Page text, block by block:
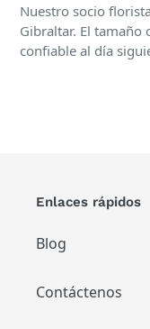
Nuestro socio
Gibraltar. El tamaño
confiable al día
Enlaces rápidos
Blog
Contáctenos